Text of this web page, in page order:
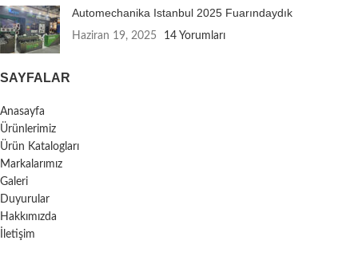
Automechanika Istanbul 2025 Fuarındaydık
Haziran 19, 2025 14 Yorumları
SAYFALAR
Anasayfa
Ürünlerimiz
Ürün Katalogları
Markalarımız
Galeri
Duyurular
Hakkımızda
İletişim